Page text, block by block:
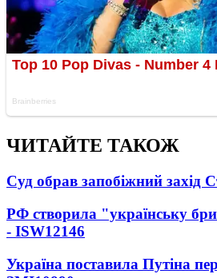
ЧИТАЙТЕ ТАКОЖ
Суд обрав запобіжний захід
РФ створила "українську
- ISW12146
Україна поставила Путіна